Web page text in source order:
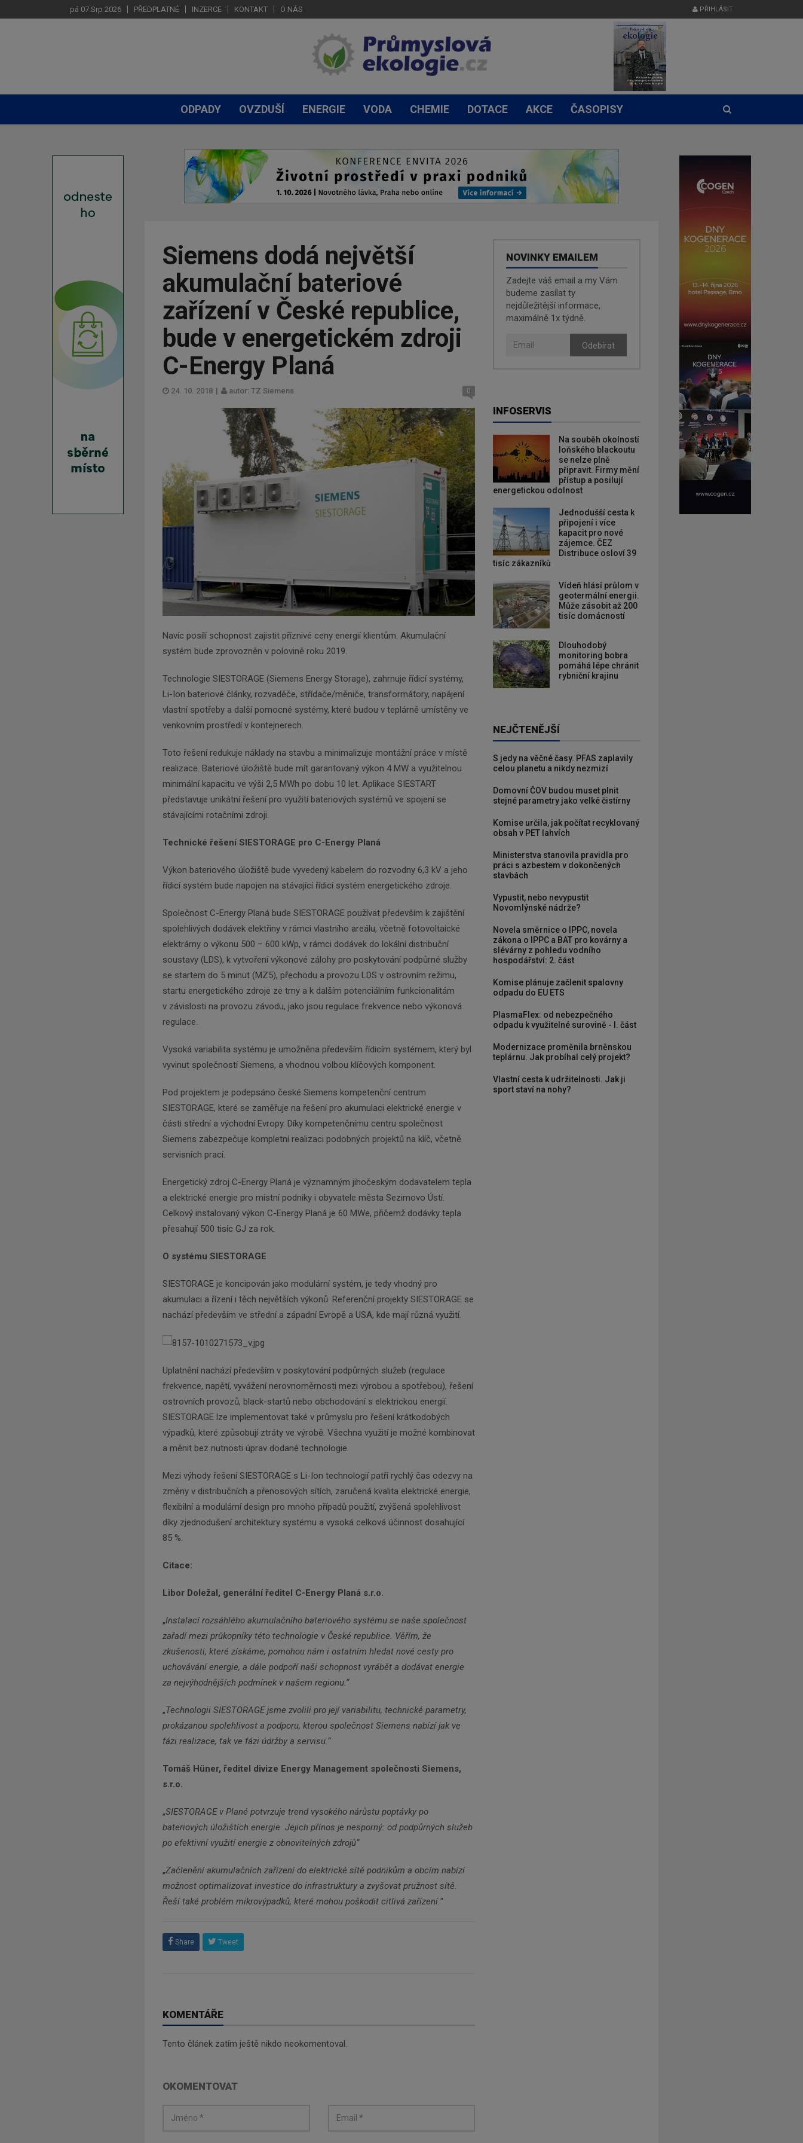
pá 07.Srp 2026 PŘEDPLATNÉ INZERCE KONTAKT O NÁS PŘIHLÁSIT
ODPADY OVZDUŠÍ ENERGIE VODA CHEMIE DOTACE AKCE ČASOPISY
Siemens dodá největší
akumulační bateriové
zařízení v České republice,
bude v energetickém zdroji
C-Energy Planá
24. 10. 2018 | autor: TZ Siemens 0
Navíc posílí schopnost zajistit příznivé ceny energií klientům. Akumulační
systém bude zprovozněn v polovině roku 2019.
Technologie SIESTORAGE (Siemens Energy Storage), zahrnuje řídicí systémy,
Li-Ion bateriové články, rozvaděče, střídače/měniče, transformátory, napájení
vlastní spotřeby a další pomocné systémy, které budou v teplárně umístěny ve
venkovním prostředí v kontejnerech.
Toto řešení redukuje náklady na stavbu a minimalizuje montážní práce v místě
realizace. Bateriové úložiště bude mít garantovaný výkon 4 MW a využitelnou
minimální kapacitu ve výši 2,5 MWh po dobu 10 let. Aplikace SIESTART
představuje unikátní řešení pro využití bateriových systémů ve spojení se
stávajícími rotačními zdroji.
Technické řešení SIESTORAGE pro C-Energy Planá
Výkon bateriového úložiště bude vyvedený kabelem do rozvodny 6,3 kV a jeho
řídicí systém bude napojen na stávající řídicí systém energetického zdroje.
Společnost C-Energy Planá bude SIESTORAGE používat především k zajištění
spolehlivých dodávek elektřiny v rámci vlastního areálu, včetně fotovoltaické
elektrárny o výkonu 500 – 600 kWp, v rámci dodávek do lokální distribuční
soustavy (LDS), k vytvoření výkonové zálohy pro poskytování podpůrné služby
se startem do 5 minut (MZ5), přechodu a provozu LDS v ostrovním režimu,
startu energetického zdroje ze tmy a k dalším potenciálním funkcionalitám
v závislosti na provozu závodu, jako jsou regulace frekvence nebo výkonová
regulace.
Vysoká variabilita systému je umožněna především řídicím systémem, který byl
vyvinut společností Siemens, a vhodnou volbou klíčových komponent.
Pod projektem je podepsáno české Siemens kompetenční centrum
SIESTORAGE, které se zaměřuje na řešení pro akumulaci elektrické energie v
části střední a východní Evropy. Díky kompetenčnímu centru společnost
Siemens zabezpečuje kompletní realizaci podobných projektů na klíč, včetně
servisních prací.
Energetický zdroj C-Energy Planá je významným jihočeským dodavatelem tepla
a elektrické energie pro místní podniky i obyvatele města Sezimovo Ústí.
Celkový instalovaný výkon C-Energy Planá je 60 MWe, přičemž dodávky tepla
přesahují 500 tisíc GJ za rok.
O systému SIESTORAGE
SIESTORAGE je koncipován jako modulární systém, je tedy vhodný pro
akumulaci a řízení i těch největších výkonů. Referenční projekty SIESTORAGE se
nachází především ve střední a západní Evropě a USA, kde mají různá využití.
Uplatnění nachází především v poskytování podpůrných služeb (regulace
frekvence, napětí, vyvážení nerovnoměrnosti mezi výrobou a spotřebou), řešení
ostrovních provozů, black-startů nebo obchodování s elektrickou energií.
SIESTORAGE lze implementovat také v průmyslu pro řešení krátkodobých
výpadků, které způsobují ztráty ve výrobě. Všechna využití je možné kombinovat
a měnit bez nutnosti úprav dodané technologie.
Mezi výhody řešení SIESTORAGE s Li-Ion technologií patří rychlý čas odezvy na
změny v distribučních a přenosových sítích, zaručená kvalita elektrické energie,
flexibilní a modulární design pro mnoho případů použití, zvýšená spolehlivost
díky zjednodušení architektury systému a vysoká celková účinnost dosahující
85 %.
Citace:
Libor Doležal, generální ředitel C-Energy Planá s.r.o.
„Instalací rozsáhlého akumulačního bateriového systému se naše společnost
zařadí mezi průkopníky této technologie v České republice. Věřím, že
zkušenosti, které získáme, pomohou nám i ostatním hledat nové cesty pro
uchovávání energie, a dále podpoří naši schopnost vyrábět a dodávat energie
za nejvýhodnějších podmínek v našem regionu.“
„Technologii SIESTORAGE jsme zvolili pro její variabilitu, technické parametry,
prokázanou spolehlivost a podporu, kterou společnost Siemens nabízí jak ve
fázi realizace, tak ve fázi údržby a servisu.“
Tomáš Hüner, ředitel divize Energy Management společnosti Siemens,
s.r.o.
„SIESTORAGE v Plané potvrzuje trend vysokého nárůstu poptávky po
bateriových úložištích energie. Jejich přínos je nesporný: od podpůrných služeb
po efektivní využití energie z obnovitelných zdrojů“
„Začlenění akumulačních zařízení do elektrické sítě podnikům a obcím nabízí
možnost optimalizovat investice do infrastruktury a zvyšovat pružnost sítě.
Řeší také problém mikrovýpadků, které mohou poškodit citlivá zařízení.“
Share Tweet
KOMENTÁŘE
Tento článek zatím ještě nikdo neokomentoval.
OKOMENTOVAT
NOVINKY EMAILEM
Zadejte váš email a my Vám
budeme zasílat ty
nejdůležitější informace,
maximálně 1x týdně.
Odebírat
INFOSERVIS
Na souběh okolností
loňského blackoutu
se nelze plně
připravit. Firmy mění
přístup a posilují
energetickou odolnost
Jednodušší cesta k
připojení i více
kapacit pro nové
zájemce. ČEZ
Distribuce osloví 39
tisíc zákazníků
Vídeň hlásí průlom v
geotermální energii.
Může zásobit až 200
tisíc domácností
Dlouhodobý
monitoring bobra
pomáhá lépe chránit
rybniční krajinu
NEJČTENĚJŠÍ
S jedy na věčné časy. PFAS zaplavily
celou planetu a nikdy nezmizí
Domovní ČOV budou muset plnit
stejné parametry jako velké čistírny
Komise určila, jak počítat recyklovaný
obsah v PET lahvích
Ministerstva stanovila pravidla pro
práci s azbestem v dokončených
stavbách
Vypustit, nebo nevypustit
Novomlýnské nádrže?
Novela směrnice o IPPC, novela
zákona o IPPC a BAT pro kovárny a
slévárny z pohledu vodního
hospodářství: 2. část
Komise plánuje začlenit spalovny
odpadu do EU ETS
PlasmaFlex: od nebezpečného
odpadu k využitelné surovině - I. část
Modernizace proměnila brněnskou
teplárnu. Jak probíhal celý projekt?
Vlastní cesta k udržitelnosti. Jak ji
sport staví na nohy?